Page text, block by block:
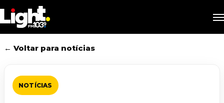
to
main
content
← Voltar para notícias
NOTÍCIAS